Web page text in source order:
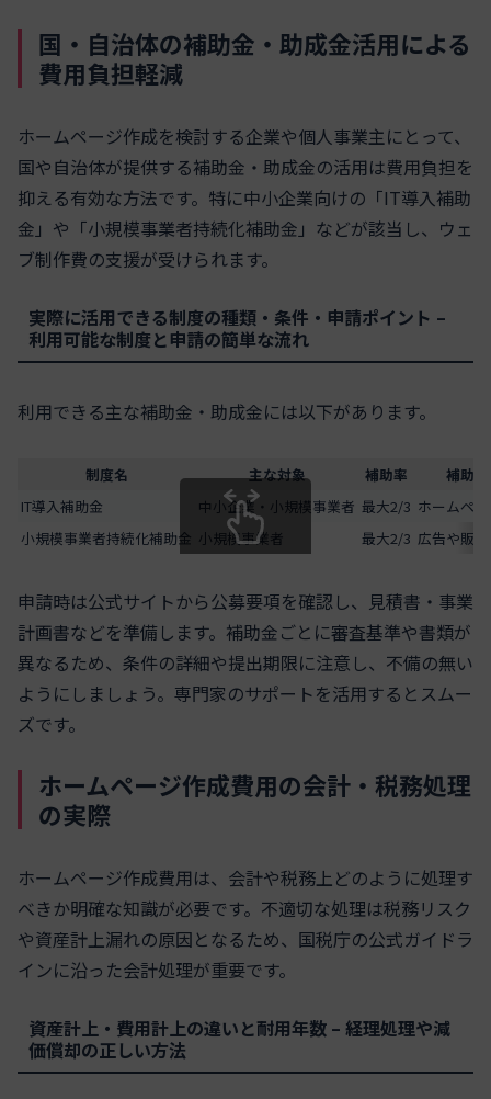
国・自治体の補助金・助成金活用による
費用負担軽減
ホームページ作成を検討する企業や個人事業主にとって、
国や自治体が提供する補助金・助成金の活用は費用負担を
抑える有効な方法です。特に中小企業向けの「IT導入補助
金」や「小規模事業者持続化補助金」などが該当し、ウェ
ブ制作費の支援が受けられます。
実際に活用できる制度の種類・条件・申請ポイント –
利用可能な制度と申請の簡単な流れ
利用できる主な補助金・助成金には以下があります。
制度名 主な対象 補助率
補助
IT導入補助金
中小企業・小規模事業者 最大2/3 ホームペ
小規模事業者持続化補助金 小規模事業者 最大2/3 広告や販
スクロールできます
申請時は公式サイトから公募要項を確認し、見積書・事業
計画書などを準備します。補助金ごとに審査基準や書類が
異なるため、条件の詳細や提出期限に注意し、不備の無い
ようにしましょう。専門家のサポートを活用するとスムー
ズです。
ホームページ作成費用の会計・税務処理
の実際
ホームページ作成費用は、会計や税務上どのように処理す
べきか明確な知識が必要です。不適切な処理は税務リスク
や資産計上漏れの原因となるため、国税庁の公式ガイドラ
インに沿った会計処理が重要です。
資産計上・費用計上の違いと耐用年数 – 経理処理や減
価償却の正しい方法